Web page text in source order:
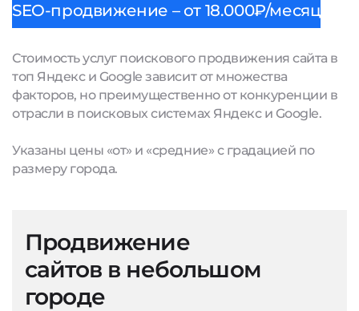
SEO-продвижение – от 18.000₽/месяц
Стоимость услуг поискового продвижения сайта в
топ Яндекс и Google зависит от множества
факторов, но преимущественно от конкуренции в
отрасли в поисковых системах Яндекс и Google.
Указаны цены «от» и «средние» с градацией по
размеру города.
Продвижение
сайтов в небольшом
городе